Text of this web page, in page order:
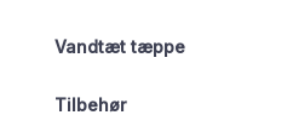
Vandtæt tæppe
Tilbehør